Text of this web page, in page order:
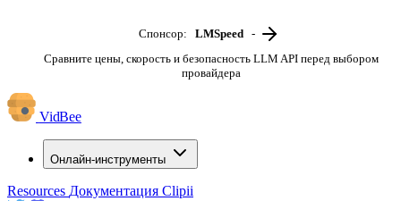
Спонсор: LMSpeed -
Сравните цены, скорость и безопасность LLM API перед выбором
провайдера
VidBee
Онлайн-инструменты
Resources Документация Clipii